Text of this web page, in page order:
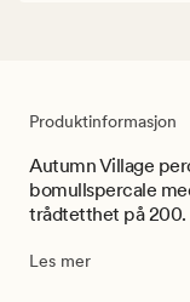
Produktinformasjon
Autumn Village
bomullspercale
trådtetthet på 200.
Les mer